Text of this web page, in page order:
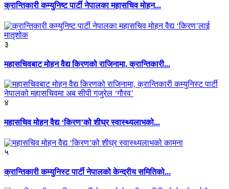
क्रान्तिकारी कम्युनिष्ट पार्टी नेपालका महासचिव मोहन...
३
महासचिवबाट मोहन वैद्य किरणको राजिनामा, क्रान्तिकारी...
४
महासचिव मोहन वैद्य ‘किरण’को शीघ्र स्वास्थ्यलाभको...
५
क्रान्तिकारी कम्युनिस्ट पार्टी नेपालको केन्द्रीय समितिको...